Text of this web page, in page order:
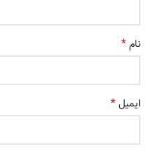
نام*
ایمیل*